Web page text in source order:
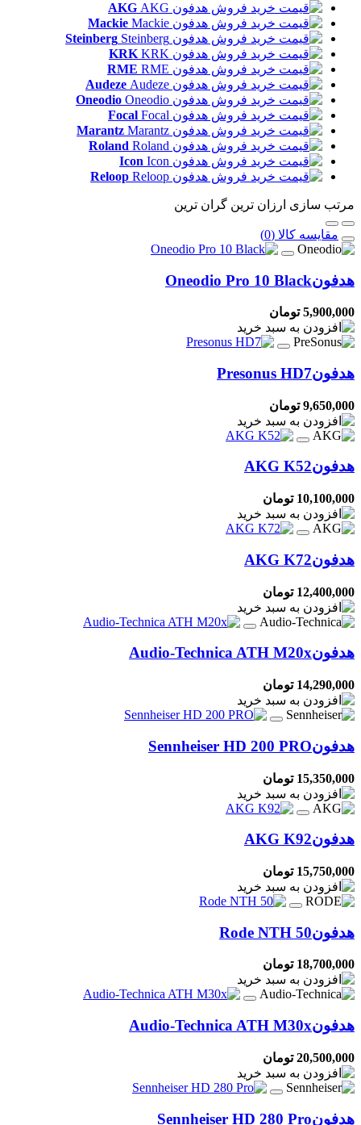
AKG
Mackie
Steinberg
KRK
RME
Audeze
Oneodio
Focal
Marantz
Roland
Icon
Reloop
مرتب سازی ارزان ترین گران ترین
مقایسه کالا (0)
هدفونOneodio Pro 10 Black
5,900,000 تومان
هدفونPresonus HD7
9,650,000 تومان
هدفونAKG K52
10,100,000 تومان
هدفونAKG K72
12,400,000 تومان
هدفونAudio-Technica ATH M20x
14,290,000 تومان
هدفونSennheiser HD 200 PRO
15,350,000 تومان
هدفونAKG K92
15,750,000 تومان
هدفونRode NTH 50
18,700,000 تومان
هدفونAudio-Technica ATH M30x
20,500,000 تومان
هدفونSennheiser HD 280 Pro